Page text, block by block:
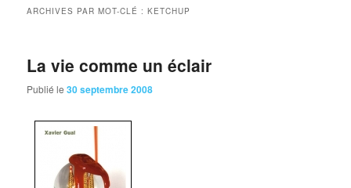
ARCHIVES PAR MOT-CLÉ :KETCHUP
La vie comme un éclair
Publié le30 septembre 2008